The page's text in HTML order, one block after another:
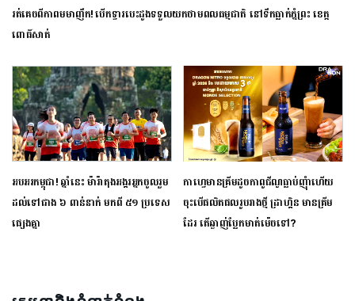
រត់គេចពីភាពមមាញឹក! បើកទ្វារបេះដូងទទួលយកថាមពលធម្មជាតិ នៅទឹកធ្លាក់ភ្នំព្រះ ខេត្ត
ពោធិ៍សាត់
អបអរកម្ពុជា! ឆ្នាំនេះ ម៉ារ៉ាតុង​អង្គរ​អ្នក​ចូលរួម​
ដល់​ទៅ​ជាង ៦ ពាន់​នាក់ មក​ពី ៥១ ប្រទេស​
ផ្សេង​គ្នា
កាហ្វេមានគ្រីមដូចកាពូជីណូធ្លាប់ញុំាហើយ
ចុះបើផលិតផលរូបរាងថ្មី ដ្រាហ្គិន មានគ្រីម
ដែរ តើឆ្ងាញ់ប្លែកមាត់ម៉េចទៅ?